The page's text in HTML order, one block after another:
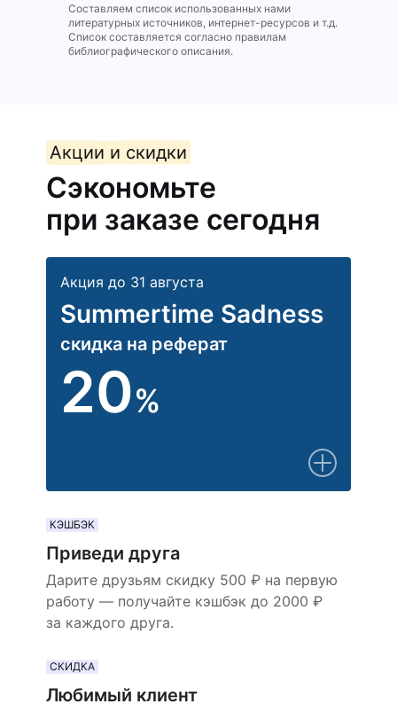
Составляем список использованных нами
литературных источников, интернет-ресурсов и т.д.
Список составляется согласно правилам
библиографического описания.
Акции и скидки
Сэкономьте
при заказе сегодня
Акция до 31 августа
Summertime Sadness
скидка на реферат
20%
КЭШБЭК
Приведи друга
Дарите друзьям скидку 500 ₽ на первую
работу — получайте кэшбэк до 2000 ₽
за каждого друга.
СКИДКА
Любимый клиент